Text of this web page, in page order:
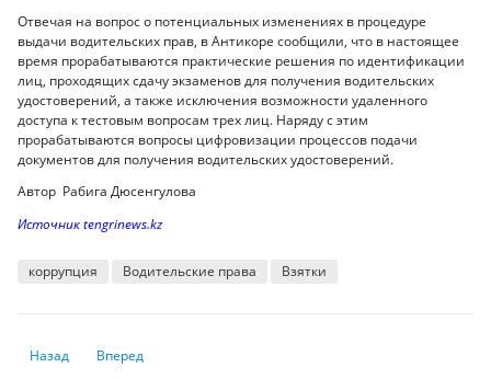
Отвечая на вопрос о потенциальных изменениях в процедуре
выдачи водительских прав, в Антикоре сообщили, что в настоящее
время прорабатываются практические решения по идентификации
лиц, проходящих сдачу экзаменов для получения водительских
удостоверений, а также исключения возможности удаленного
доступа к тестовым вопросам трех лиц. Наряду с этим
прорабатываются вопросы цифровизации процессов подачи
документов для получения водительских удостоверений.
Автор Рабига Дюсенгулова
Источник tengrinews.kz
коррупция Водительские права Взятки
Предыдущий: В Алматы 22 ноября смягчат карантин: вступят в силу
Назад Следующий: Казахстанцы подсели на антибиотики. Это
Вперед